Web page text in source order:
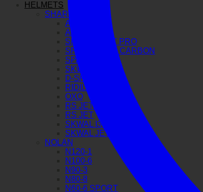
HELMETS
SHARK
AERON GP
AERON
SPARTAN GT PRO
SPARTAN RS CARBON
SPARTAN RS
SKWAL I3
D-SKWAL 3
RIDILL 2
OXO
RS JET CARBON
RS JET
SKWAL I3 JET
SKWAL JET
NOLAN
N120-1
N100-6
N90-3
N80-8
N60-6 SPORT